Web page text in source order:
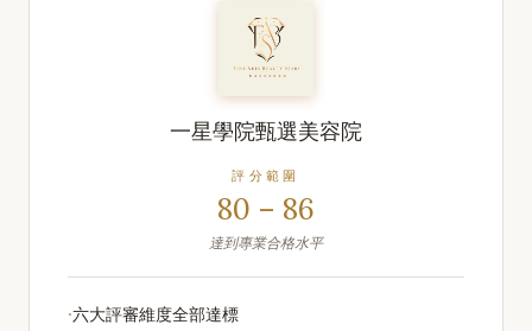
一星學院甄選美容院
評分範圍
80 – 86
達到專業合格水平
·六大評審維度全部達標